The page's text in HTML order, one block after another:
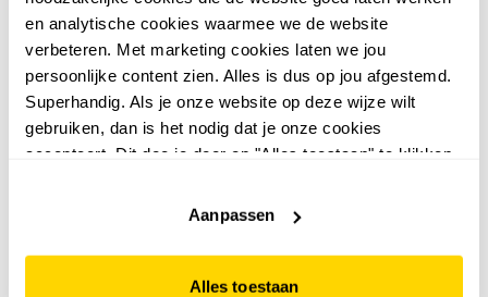
en analytische cookies waarmee we de website
verbeteren. Met marketing cookies laten we jou
persoonlijke content zien. Alles is dus op jou afgestemd.
Superhandig. Als je onze website op deze wijze wilt
gebruiken, dan is het nodig dat je onze cookies
accepteert. Dit doe je door op "Alles toestaan" te klikken.
website niet optimaal functioneert.
Aanpassen
Alles toestaan